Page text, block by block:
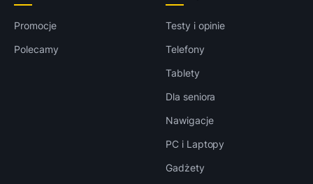
Promocje
Polecamy
Testy i opinie
Telefony
Tablety
Dla seniora
Nawigacje
PC i Laptopy
Gadżety